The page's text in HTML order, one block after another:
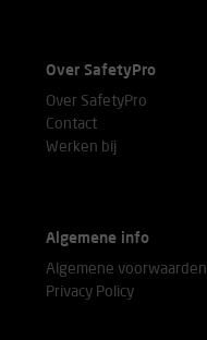
Over SafetyPro
Over SafetyPro
Contact
Werken bij
Algemene info
Algemene voorwaarden
Privacy Policy